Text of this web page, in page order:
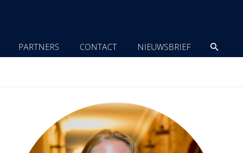
PARTNERS CONTACT NIEUWSBRIEF